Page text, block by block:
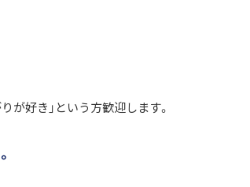
が好き」という方歓迎します。